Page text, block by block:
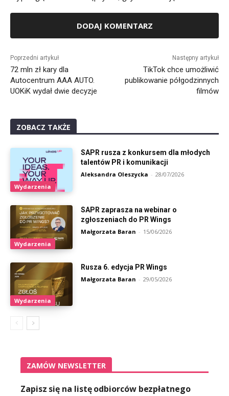
Poprzedni artykuł
72 mln zł kary dla
Autocentrum AAA AUTO.
UOKiK wydał dwie decyzje
Następny artykuł
TikTok chce umożliwić
publikowanie półgodzinnych
filmów
ZOBACZ TAKŻE
Wydarzenia
SAPR rusza z konkursem dla młodych
talentów PR i komunikacji
Aleksandra Oleszycka - 28/07/2026
Wydarzenia
SAPR zaprasza na webinar o
zgłoszeniach do PR Wings
Małgorzata Baran - 15/06/2026
Wydarzenia
Rusza 6. edycja PR Wings
Małgorzata Baran - 29/05/2026
ZAMÓW NEWSLETTER
Zapisz się na listę odbiorców bezpłatnego